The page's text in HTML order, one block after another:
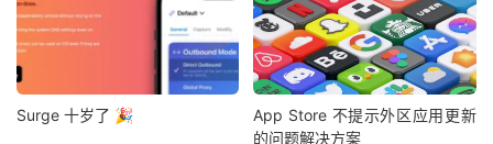
Surge 十岁了 🎉
App Store 不提示外区应用更新
的问题解决方案